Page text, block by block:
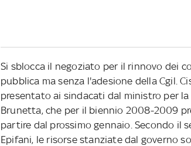
Si sblocca il negoziato per il rinnovo dei
pubblica ma senza l'adesione della Cgil.
presentato ai sindacati dal ministro per
Brunetta, che per il biennio 2008-2009
partire dal prossimo gennaio. Secondo il
Epifani, le risorse stanziate dal governo